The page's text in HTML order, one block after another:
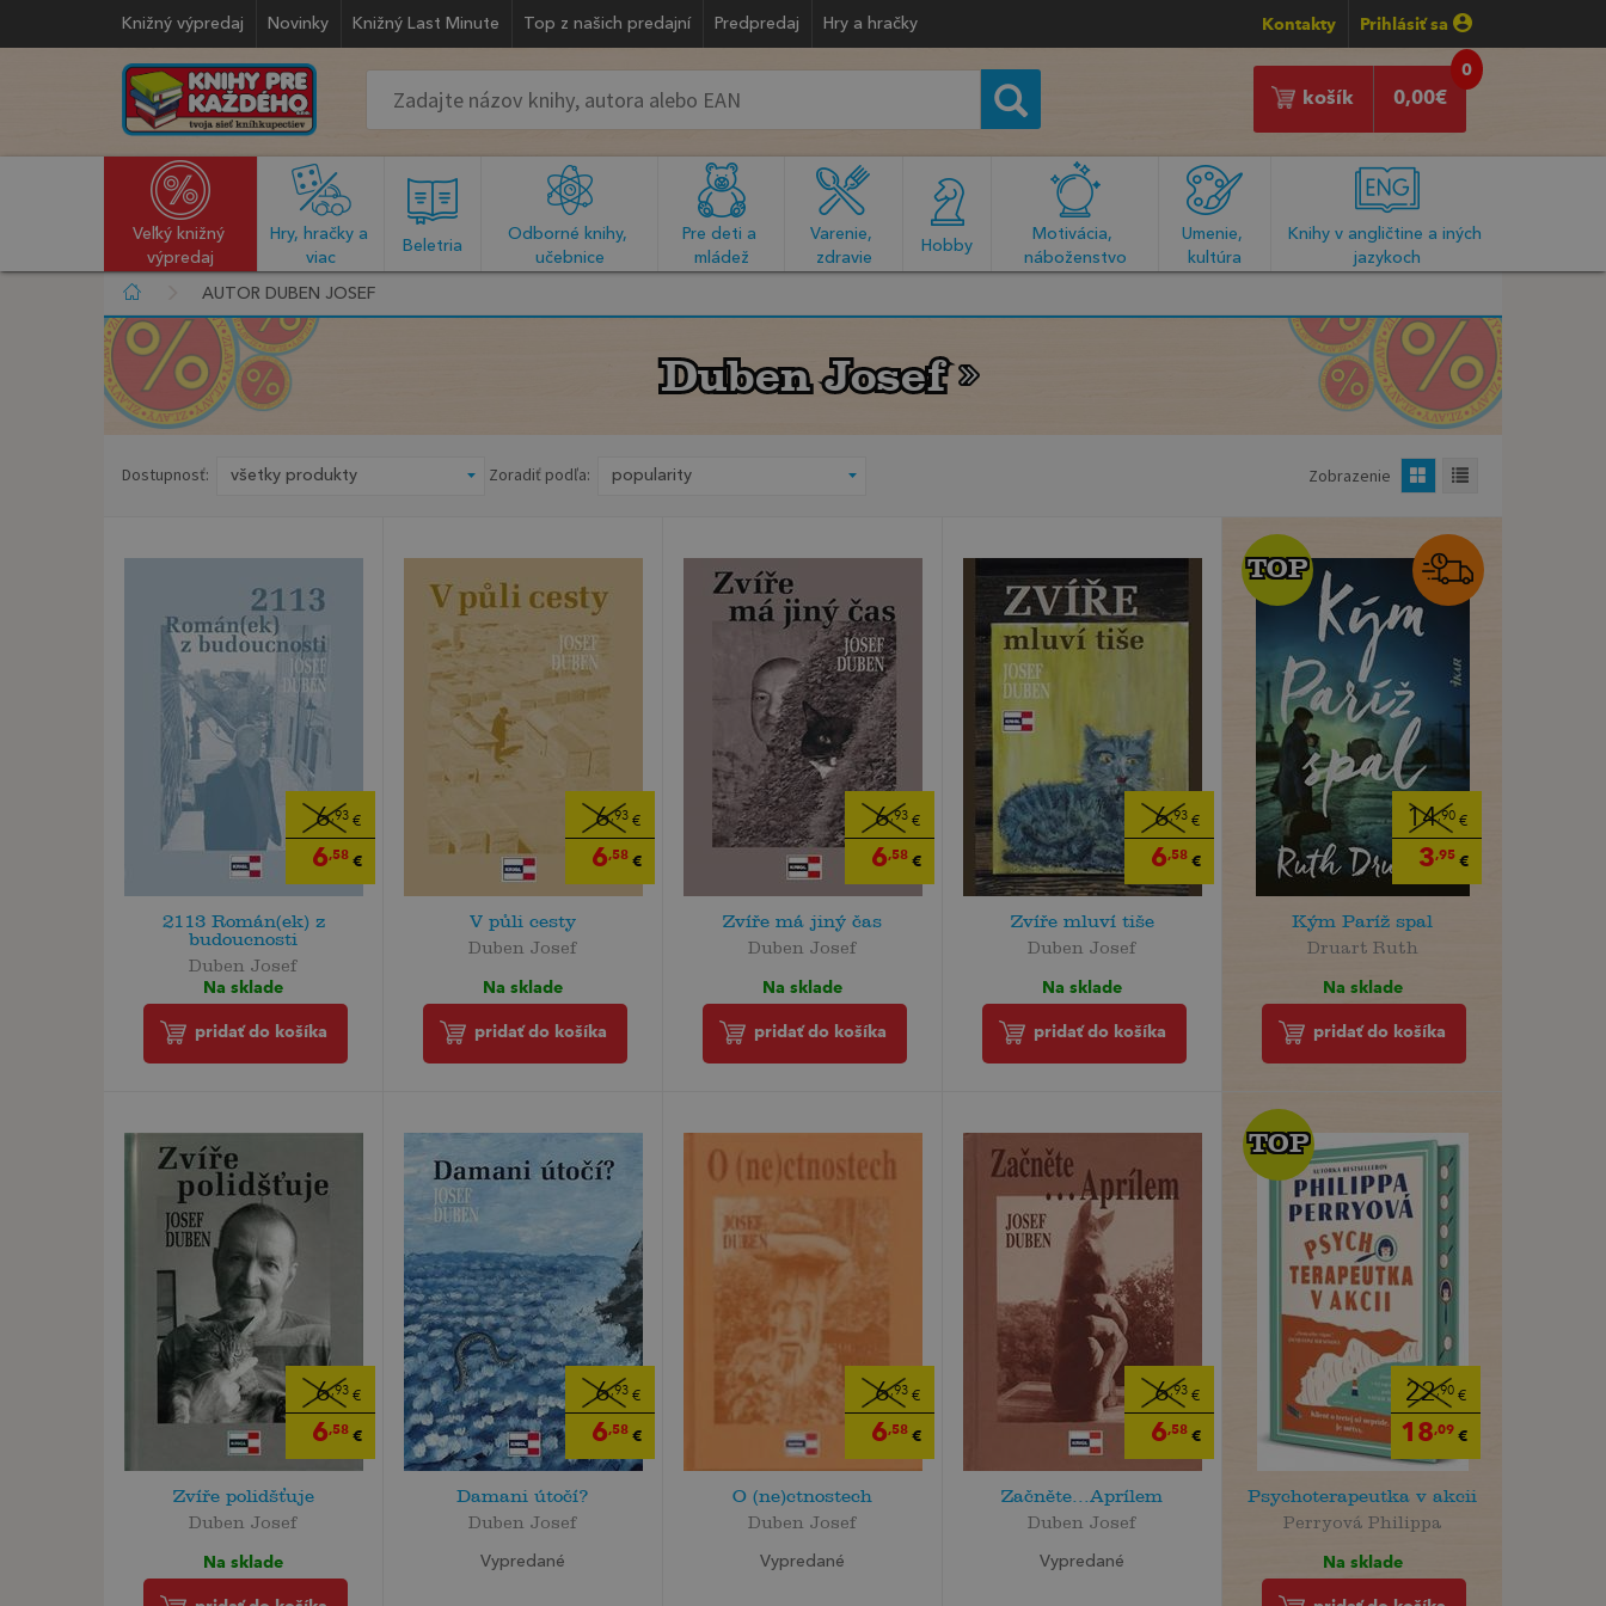
Knižný výpredaj Novinky Knižný Last Minute Top z našich predajní Predpredaj Hry a hračky Kontakty Prihlásiť sa
0
0,00€
košík
Veľký knižný
výpredaj
Hry, hračky a
viac
Beletria
Odborné knihy,
učebnice
Pre deti a
mládež
Varenie,
zdravie
Hobby
Motivácia,
náboženstvo
Umenie,
kultúra
Knihy v angličtine a iných
jazykoch
AUTOR DUBEN JOSEF
Duben Josef
Duben Josef
Dostupnosť: Zoradiť podľa: Zobrazenie
6,93 €
6,58 €
2113 Román(ek) z
budoucnosti
Duben Josef
Na sklade
pridať do košíka
6,93 €
6,58 €
V půli cesty
Duben Josef
Na sklade
pridať do košíka
6,93 €
6,58 €
Zvíře má jiný čas
Duben Josef
Na sklade
pridať do košíka
6,93 €
6,58 €
Zvíře mluví tiše
Duben Josef
Na sklade
pridať do košíka
6,93 €
6,58 €
Zvíře polidšťuje
Duben Josef
Na sklade
6,93 €
6,58 €
Damani útočí?
Duben Josef
Vypredané
6,93 €
6,58 €
O (ne)ctnostech
Duben Josef
Vypredané
6,93 €
6,58 €
Začněte...Aprílem
Duben Josef
Vypredané
14,90 €
3,95 €
TOP
TOP
Kým Paríž spal
Druart Ruth
Na sklade
pridať do košíka
22,90 €
18,09 €
TOP
TOP
Psychoterapeutka v akcii
Perryová Philippa
Na sklade